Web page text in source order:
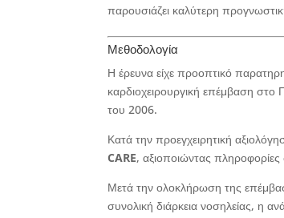
παρουσιάζει καλύτερη
Μεθοδολογία
Η έρευνα είχε προοπτικό
καρδιοχειρουργική επέμβαση
του 2006.
Κατά την προεγχειρητική
CARE, αξιοποιώντας πληροφορίες
Μετά την ολοκλήρωση της
συνολική διάρκεια νοσηλείας, η